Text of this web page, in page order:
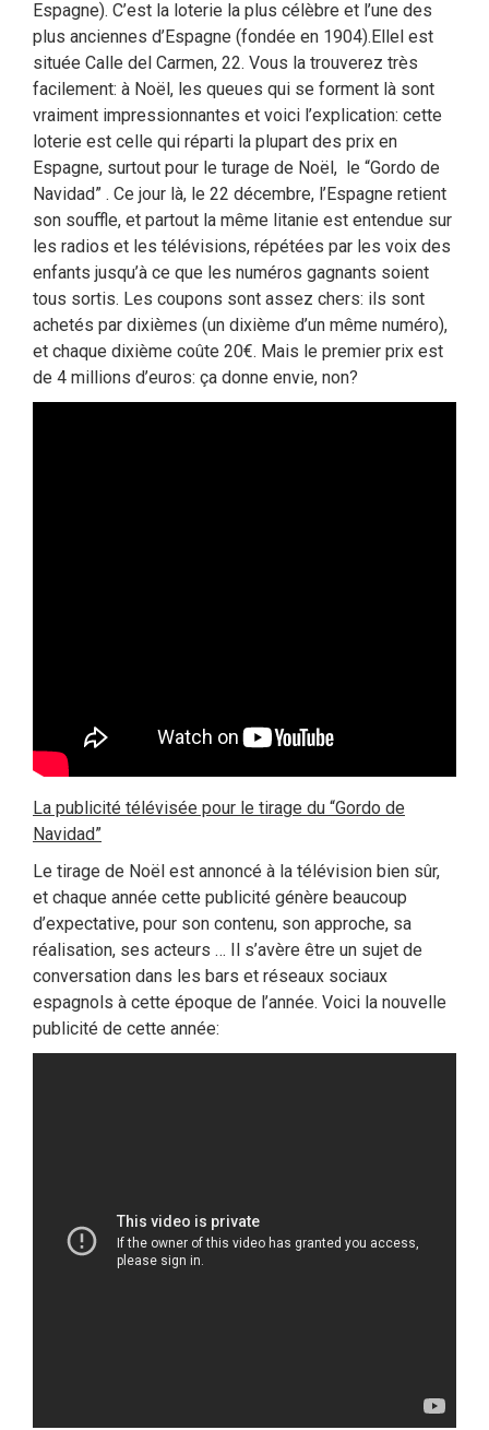
Espagne). C’est la loterie la plus célèbre et l’une des
plus anciennes d’Espagne (fondée en 1904).Ellel est
située Calle del Carmen, 22. Vous la trouverez très
facilement: à Noël, les queues qui se forment là sont
vraiment impressionnantes et voici l’explication: cette
loterie est celle qui réparti la plupart des prix en
Espagne, surtout pour le turage de Noël, le “Gordo de
Navidad” . Ce jour là, le 22 décembre, l’Espagne retient
son souffle, et partout la même litanie est entendue sur
les radios et les télévisions, répétées par les voix des
enfants jusqu’à ce que les numéros gagnants soient
tous sortis. Les coupons sont assez chers: ils sont
achetés par dixièmes (un dixième d’un même numéro),
et chaque dixième coûte 20€. Mais le premier prix est
de 4 millions d’euros: ça donne envie, non?
La publicité télévisée pour le tirage du “Gordo de
Navidad”
Le tirage de Noël est annoncé à la télévision bien sûr,
et chaque année cette publicité génère beaucoup
d’expectative, pour son contenu, son approche, sa
réalisation, ses acteurs … Il s’avère être un sujet de
conversation dans les bars et réseaux sociaux
espagnols à cette époque de l’année. Voici la nouvelle
publicité de cette année: